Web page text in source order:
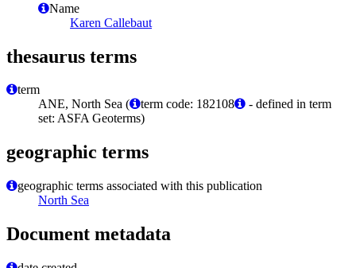
Name
Karen Callebaut
thesaurus terms
term
ANE, North Sea (
term code: 182108
- defined in term
set: ASFA Geoterms)
geographic terms
geographic terms associated with this publication
North Sea
Document metadata